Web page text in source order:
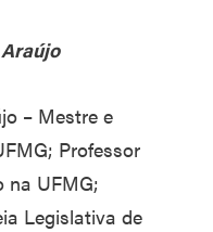
– Mestre e
Professor
na UFMG;
Legislativa de